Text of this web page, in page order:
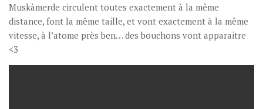
Muskàmerde circulent toutes exactement à la même
distance, font la même taille, et vont exactement à la même
vitesse, à l’atome près ben… des bouchons vont apparaitre
<3